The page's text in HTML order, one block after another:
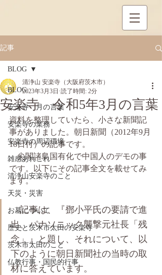
記事
BLOG
安楽寺 月の言葉
安楽寺の業務
安楽寺の周辺環境
雑感あれこれ
清浄山安楽寺のこと
天災・災害
お墓について
歴史と茨木市太田の安楽寺
茨木市太田のこと
仏教行事・国民的行事
BLOG
安楽寺 令和5年3月の言葉
清浄山 安楽寺（大阪府茨木市）
2023年3月3日 読了時間: 2分
資料を整理していたら、小さな新聞記
事がありました。朝日新聞（2012年9月
18日付）の記事です。
尖閣諸島国有化で中国人のデモの事
です。以下にその記事全文を載せてみ
ます。
記事は、『鄧小平氏の要請で進
出、パナソニック襲撃元社長「残
念」』と題し、それについて、以
下のように朝日新聞社の当時の取
材に答えています。